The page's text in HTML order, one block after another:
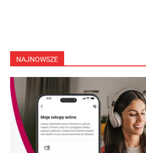
NAJNOWSZE